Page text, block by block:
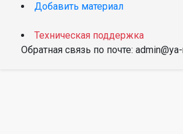
Добавить материал
Техническая поддержка
Обратная связь по почте: